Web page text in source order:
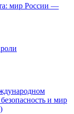
мир России —
и мир